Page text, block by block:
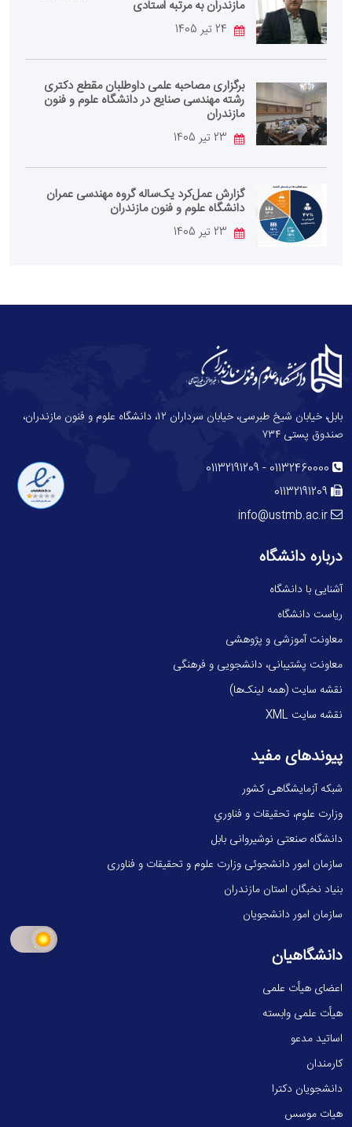
مازندران به مرتبه استادی
برگزاری مصاحبه علمی داوطلبان مقطع دکتری
رشته مهندسی صنایع در دانشگاه علوم و فنون
مازندران
گزارش عمل‌کرد یک‌ساله گروه مهندسی عمران
دانشگاه علوم و فنون مازندران
بابل، خیابان شیخ طبرسی، خیابان سرداران ۱۲، دانشگاه علوم و فنون مازندران،
صندوق پستی ۷۳۴
01132460000
-
01132191209
01132191209
info@ustmb.ac.ir
درباره دانشگاه
آشنایی با دانشگاه
ریاست دانشگاه
معاونت آموزشی و پژوهشی
معاونت پشتیبانی، دانشجویی و فرهنگی
نقشه سایت (همه لینک‌ها)
نقشه سایت XML
پیوندهای مفید
شبکه آزمایشگاهی کشور
وزارت علوم، تحقيقات و فناوري
دانشگاه صنعتی نوشیروانی بابل
سازمان امور دانشجوئی وزارت علوم و تحقیقات و فناوری
بنیاد نخبگان استان مازندران
سازمان امور دانشجویان
دانشگاهیان
اعضای هیأت علمی
هیأت علمی وابسته
اساتید مدعو
کارمندان
دانشجویان دکترا
هیات موسس